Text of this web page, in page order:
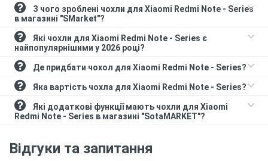
в магазині "SMarket"?
найпопулярнішими у 2026 році?
Де придбати чохол для Xiaomi Redmi Note - Series?
Яка вартість чохла для Xiaomi Redmi Note - Series?
Redmi Note - Series в магазині "SotaMARKET"?
Відгуки та запитання